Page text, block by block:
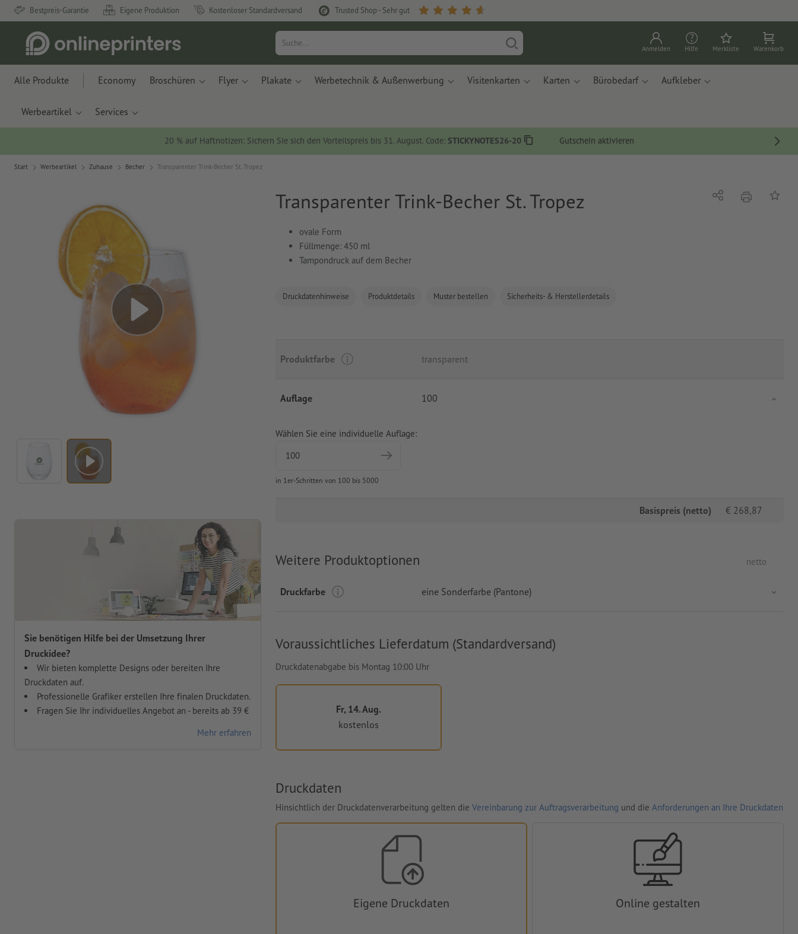
Bestpreis-Garantie Eigene Produktion Kostenloser Standardversand Trusted Shop - Sehr gut
Anmelden Hilfe Merkliste Warenkorb
Alle Produkte Economy Broschüren Flyer Plakate Werbetechnik & Außenwerbung Visitenkarten Karten Bürobedarf Aufkleber
Werbeartikel Services
20 % auf Haftnotizen: Sichern Sie sich den Vorteilspreis bis 31. August. Code: STICKYNOTES26-20 Gutschein aktivieren
Start Werbeartikel Zuhause Becher Transparenter Trink-Becher St. Tropez
Transparenter Trink-Becher St. Tropez
Sie benötigen Hilfe bei der Umsetzung Ihrer
Druckidee?
Wir bieten komplette Designs oder bereiten Ihre
Druckdaten auf.
Professionelle Grafiker erstellen Ihre finalen Druckdaten.
Fragen Sie Ihr individuelles Angebot an - bereits ab 39 €
Mehr erfahren
ovale Form
Füllmenge: 450 ml
Tampondruck auf dem Becher
Druckdatenhinweise Produktdetails Muster bestellen Sicherheits- & Herstellerdetails
Teilen DruckenAuf
Produktfarbe transparent
Auflage 100
Wählen Sie eine individuelle Auflage:
in 1er-Schritten von 100 bis 5000
Basispreis (netto) € 268,87
Weitere Produktoptionen netto
Druckfarbe eine Sonderfarbe (Pantone)
Voraussichtliches Lieferdatum (Standardversand)
Druckdatenabgabe bis Montag 10:00 Uhr
Fr, 14. Aug.
kostenlos
Druckdaten
Hinsichtlich der Druckdatenverarbeitung gelten die Vereinbarung zur Auftragsverarbeitung und die Anforderungen an Ihre Druckdaten
Eigene Druckdaten Online gestalten